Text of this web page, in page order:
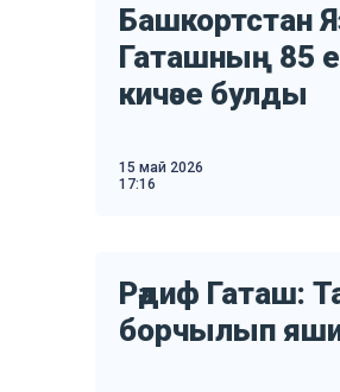
Башкортстан
Гаташның 85
кичәсе булды
15 май 2026
17:16
Рәдиф Гаташ:
борчылып